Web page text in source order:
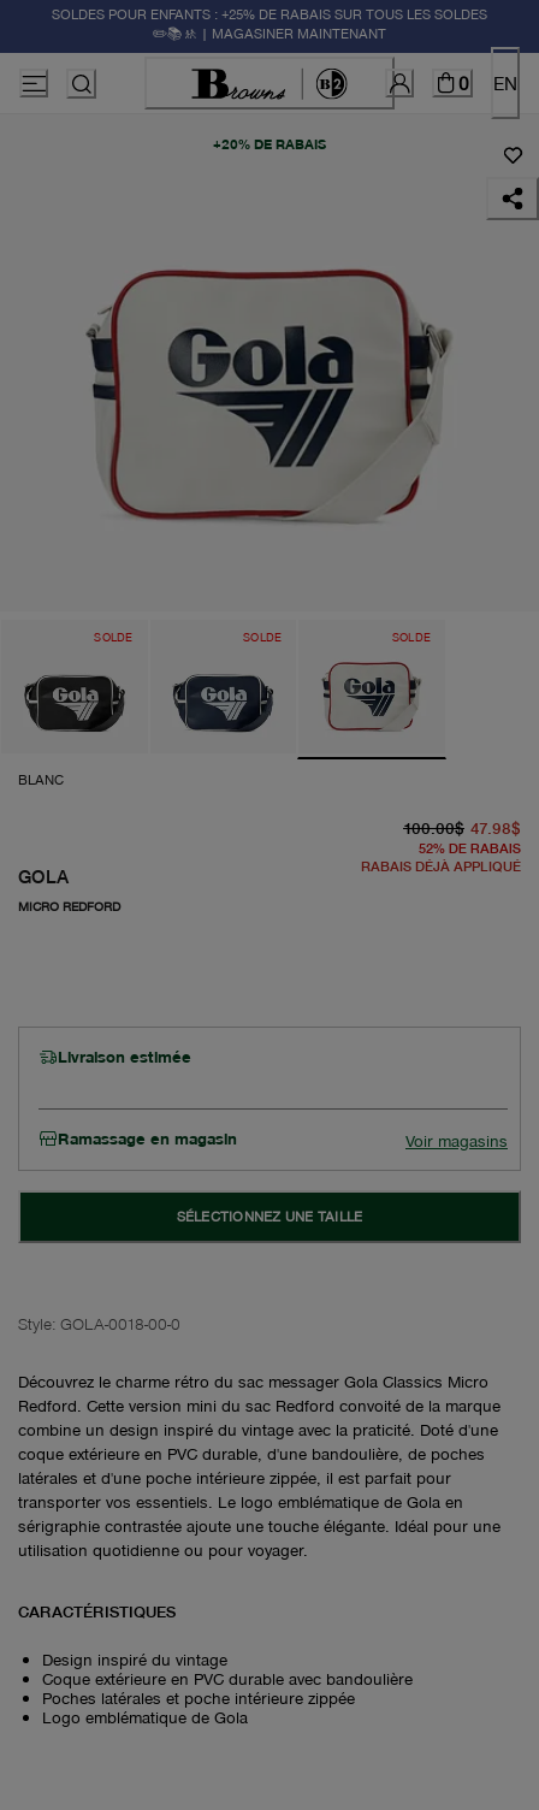
SOLDES POUR ENFANTS : +25% DE RABAIS SUR TOUS LES SOLDES
✏️📚🚸 | MAGASINER MAINTENANT
0 EN
+20% DE RABAIS
SOLDE SOLDE SOLDE
BLANC
GOLA
MICRO REDFORD
100.00$ 47.98$
52% DE RABAIS
RABAIS DÉJÀ APPLIQUÉ
Livraison estimée
Ramassage en magasin Voir magasins
SÉLECTIONNEZ UNE TAILLE
Style: GOLA-0018-00-0
Découvrez le charme rétro du sac messager Gola Classics Micro
Redford. Cette version mini du sac Redford convoité de la marque
combine un design inspiré du vintage avec la praticité. Doté d'une
coque extérieure en PVC durable, d'une bandoulière, de poches
latérales et d'une poche intérieure zippée, il est parfait pour
transporter vos essentiels. Le logo emblématique de Gola en
sérigraphie contrastée ajoute une touche élégante. Idéal pour une
utilisation quotidienne ou pour voyager.
CARACTÉRISTIQUES
Design inspiré du vintage
Coque extérieure en PVC durable avec bandoulière
Poches latérales et poche intérieure zippée
Logo emblématique de Gola